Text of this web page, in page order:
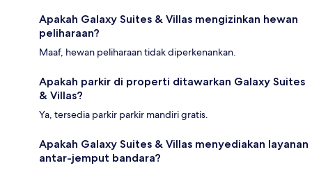
Apakah Galaxy Suites & Villas mengizinkan hewan
peliharaan?
Maaf, hewan peliharaan tidak diperkenankan.
Apakah parkir di properti ditawarkan Galaxy Suites
& Villas?
Ya, tersedia parkir parkir mandiri gratis.
Apakah Galaxy Suites & Villas menyediakan layanan
antar-jemput bandara?